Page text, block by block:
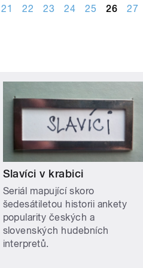
21 22 23 24 25 26 27
Slavíci v krabici
Seriál mapující skoro
šedesátiletou historii ankety
popularity českých a
slovenských hudebních
interpretů.